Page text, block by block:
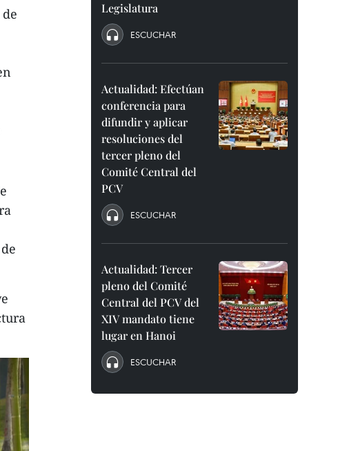
Legislatura
ESCUCHAR
Actualidad: Efectúan
conferencia para
difundir y aplicar
resoluciones del
tercer pleno del
Comité Central del
PCV
ESCUCHAR
Actualidad: Tercer
pleno del Comité
Central del PCV del
XIV mandato tiene
lugar en Hanoi
ESCUCHAR